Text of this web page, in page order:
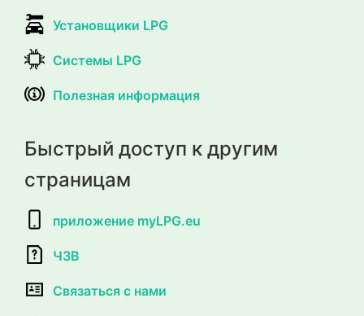
Установщики LPG
Системы LPG
Полезная информация
Быстрый доступ к другим
страницам
приложение myLPG.eu
ЧЗВ
Связаться с нами